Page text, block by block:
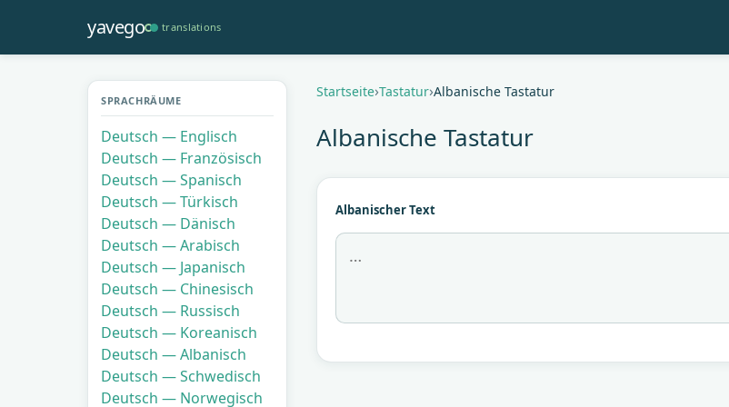
Inhalt
yavego translations
Pfadnavigation
Startseite Tastatur Albanische Tastatur
Albanische Tastatur
Albanischer Text
SPRACHRÄUME
Deutsch — Englisch
Deutsch — Französisch
Deutsch — Spanisch
Deutsch — Türkisch
Deutsch — Dänisch
Deutsch — Arabisch
Deutsch — Japanisch
Deutsch — Chinesisch
Deutsch — Russisch
Deutsch — Koreanisch
Deutsch — Albanisch
Deutsch — Schwedisch
Deutsch — Norwegisch